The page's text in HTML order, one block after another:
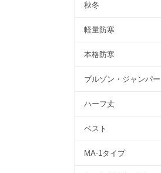
秋冬
軽量防寒
本格防寒
ブルゾン・ジャンパー
ハーフ丈
ベスト
MA-1タイプ